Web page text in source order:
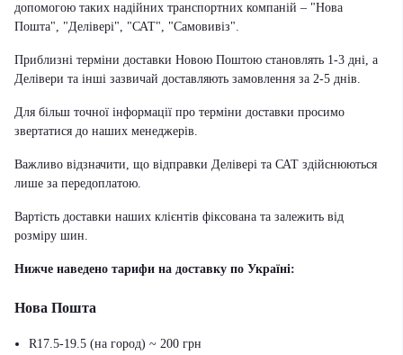
допомогою таких надійних транспортних компаній – "Нова
Пошта", "Делівері", "САТ", "Самовивіз".
Приблизні терміни доставки Новою Поштою становлять 1-3 дні, а
Делівери та інші зазвичай доставляють замовлення за 2-5 днів.
Для більш точної інформації про терміни доставки просимо
звертатися до наших менеджерів.
Важливо відзначити, що відправки Делівері та САТ здійснюються
лише за передоплатою.
Вартість доставки наших клієнтів фіксована та залежить від
розміру шин.
Нижче наведено тарифи на доставку по Україні:
Нова Пошта
R17.5-19.5 (на город) ~ 200 грн